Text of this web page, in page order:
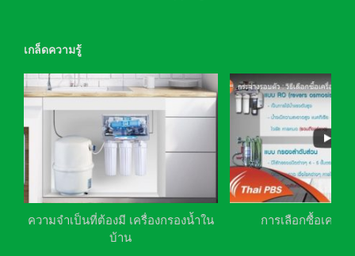
เกล็ดความรู้
ความจำเป็นที่ต้องมี เครื่องกรองน้ำใน
บ้าน
การเลือกซื้อเครื่อ